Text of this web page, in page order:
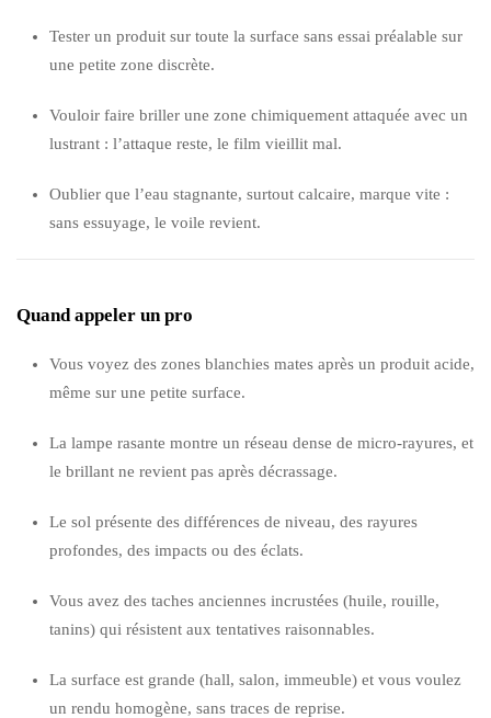
Tester un produit sur toute la surface sans essai préalable sur
une petite zone discrète.
Vouloir faire briller une zone chimiquement attaquée avec un
lustrant : l’attaque reste, le film vieillit mal.
Oublier que l’eau stagnante, surtout calcaire, marque vite :
sans essuyage, le voile revient.
Quand appeler un pro
Vous voyez des zones blanchies mates après un produit acide,
même sur une petite surface.
La lampe rasante montre un réseau dense de micro-rayures, et
le brillant ne revient pas après décrassage.
Le sol présente des différences de niveau, des rayures
profondes, des impacts ou des éclats.
Vous avez des taches anciennes incrustées (huile, rouille,
tanins) qui résistent aux tentatives raisonnables.
La surface est grande (hall, salon, immeuble) et vous voulez
un rendu homogène, sans traces de reprise.